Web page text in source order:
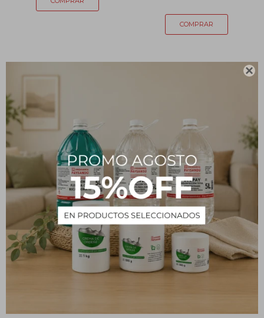

Azufre en barras x 50
unidades
$ 318
Alcohol en gel lavanda -
980 mL
$ 233